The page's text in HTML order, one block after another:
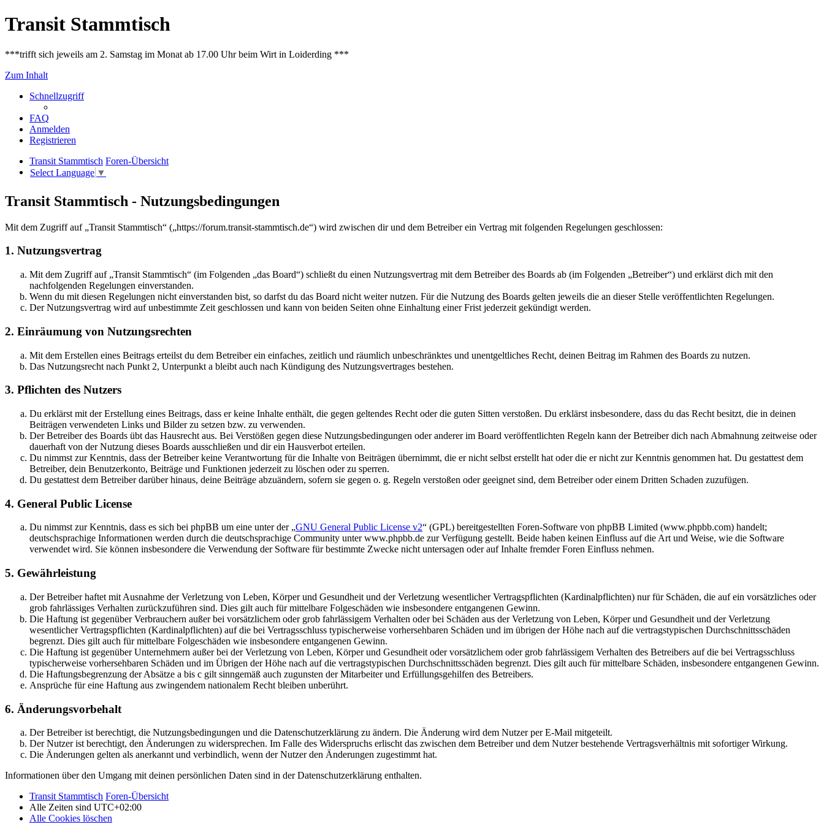
Transit Stammtisch
***trifft sich jeweils am 2. Samstag im Monat ab 17.00 Uhr beim Wirt in Loiderding ***
Zum Inhalt
Schnellzugriff
FAQ
Anmelden
Registrieren
Transit Stammtisch Foren-Übersicht
Select Language ▼
Transit Stammtisch - Nutzungsbedingungen
Mit dem Zugriff auf „Transit Stammtisch“ („https://forum.transit-stammtisch.de“) wird zwischen dir und dem Betreiber ein Vertrag mit folgenden Regelungen geschlossen:
1. Nutzungsvertrag
Mit dem Zugriff auf „Transit Stammtisch“ (im Folgenden „das Board“) schließt du einen Nutzungsvertrag mit dem Betreiber des Boards ab (im Folgenden „Betreiber“) und erklärst dich mit den
nachfolgenden Regelungen einverstanden.
Wenn du mit diesen Regelungen nicht einverstanden bist, so darfst du das Board nicht weiter nutzen. Für die Nutzung des Boards gelten jeweils die an dieser Stelle veröffentlichten Regelungen.
Der Nutzungsvertrag wird auf unbestimmte Zeit geschlossen und kann von beiden Seiten ohne Einhaltung einer Frist jederzeit gekündigt werden.
2. Einräumung von Nutzungsrechten
Mit dem Erstellen eines Beitrags erteilst du dem Betreiber ein einfaches, zeitlich und räumlich unbeschränktes und unentgeltliches Recht, deinen Beitrag im Rahmen des Boards zu nutzen.
Das Nutzungsrecht nach Punkt 2, Unterpunkt a bleibt auch nach Kündigung des Nutzungsvertrages bestehen.
3. Pflichten des Nutzers
Du erklärst mit der Erstellung eines Beitrags, dass er keine Inhalte enthält, die gegen geltendes Recht oder die guten Sitten verstoßen. Du erklärst insbesondere, dass du das Recht besitzt, die in deinen
Beiträgen verwendeten Links und Bilder zu setzen bzw. zu verwenden.
Der Betreiber des Boards übt das Hausrecht aus. Bei Verstößen gegen diese Nutzungsbedingungen oder anderer im Board veröffentlichten Regeln kann der Betreiber dich nach Abmahnung zeitweise oder
dauerhaft von der Nutzung dieses Boards ausschließen und dir ein Hausverbot erteilen.
Du nimmst zur Kenntnis, dass der Betreiber keine Verantwortung für die Inhalte von Beiträgen übernimmt, die er nicht selbst erstellt hat oder die er nicht zur Kenntnis genommen hat. Du gestattest dem
Betreiber, dein Benutzerkonto, Beiträge und Funktionen jederzeit zu löschen oder zu sperren.
Du gestattest dem Betreiber darüber hinaus, deine Beiträge abzuändern, sofern sie gegen o. g. Regeln verstoßen oder geeignet sind, dem Betreiber oder einem Dritten Schaden zuzufügen.
4. General Public License
Du nimmst zur Kenntnis, dass es sich bei phpBB um eine unter der „GNU General Public License v2“ (GPL) bereitgestellten Foren-Software von phpBB Limited (www.phpbb.com) handelt;
deutschsprachige Informationen werden durch die deutschsprachige Community unter www.phpbb.de zur Verfügung gestellt. Beide haben keinen Einfluss auf die Art und Weise, wie die Software
verwendet wird. Sie können insbesondere die Verwendung der Software für bestimmte Zwecke nicht untersagen oder auf Inhalte fremder Foren Einfluss nehmen.
5. Gewährleistung
Der Betreiber haftet mit Ausnahme der Verletzung von Leben, Körper und Gesundheit und der Verletzung wesentlicher Vertragspflichten (Kardinalpflichten) nur für Schäden, die auf ein vorsätzliches oder
grob fahrlässiges Verhalten zurückzuführen sind. Dies gilt auch für mittelbare Folgeschäden wie insbesondere entgangenen Gewinn.
Die Haftung ist gegenüber Verbrauchern außer bei vorsätzlichem oder grob fahrlässigem Verhalten oder bei Schäden aus der Verletzung von Leben, Körper und Gesundheit und der Verletzung
wesentlicher Vertragspflichten (Kardinalpflichten) auf die bei Vertragsschluss typischerweise vorhersehbaren Schäden und im übrigen der Höhe nach auf die vertragstypischen Durchschnittsschäden
begrenzt. Dies gilt auch für mittelbare Folgeschäden wie insbesondere entgangenen Gewinn.
Die Haftung ist gegenüber Unternehmern außer bei der Verletzung von Leben, Körper und Gesundheit oder vorsätzlichem oder grob fahrlässigem Verhalten des Betreibers auf die bei Vertragsschluss
typischerweise vorhersehbaren Schäden und im Übrigen der Höhe nach auf die vertragstypischen Durchschnittsschäden begrenzt. Dies gilt auch für mittelbare Schäden, insbesondere entgangenen Gewinn.
Die Haftungsbegrenzung der Absätze a bis c gilt sinngemäß auch zugunsten der Mitarbeiter und Erfüllungsgehilfen des Betreibers.
Ansprüche für eine Haftung aus zwingendem nationalem Recht bleiben unberührt.
6. Änderungsvorbehalt
Der Betreiber ist berechtigt, die Nutzungsbedingungen und die Datenschutzerklärung zu ändern. Die Änderung wird dem Nutzer per E-Mail mitgeteilt.
Der Nutzer ist berechtigt, den Änderungen zu widersprechen. Im Falle des Widerspruchs erlischt das zwischen dem Betreiber und dem Nutzer bestehende Vertragsverhältnis mit sofortiger Wirkung.
Die Änderungen gelten als anerkannt und verbindlich, wenn der Nutzer den Änderungen zugestimmt hat.
Informationen über den Umgang mit deinen persönlichen Daten sind in der Datenschutzerklärung enthalten.
Transit Stammtisch Foren-Übersicht
Alle Zeiten sind UTC+02:00
Alle Cookies löschen